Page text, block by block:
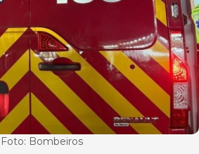
Foto: Bombeiros